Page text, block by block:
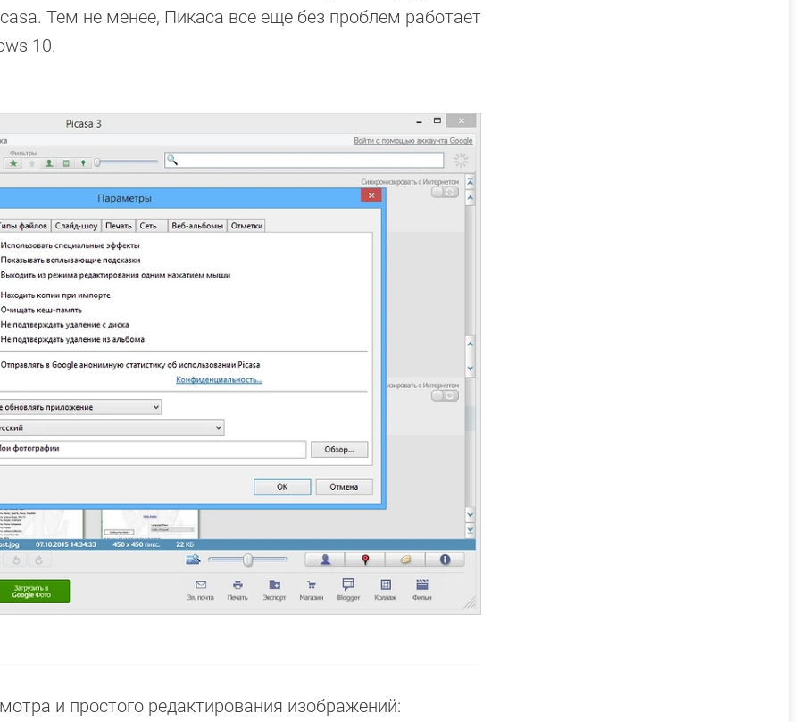
Тем не менее, Пикаса все еще без проблем работает
10.
и простого редактирования изображений: